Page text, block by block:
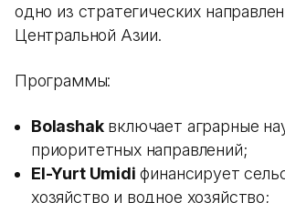
одно из стратегических
Центральной Азии.
Программы:
Bolashakвключает аграрные
приоритетных направлений;
El-Yurt Umidi финансирует
хозяйство и водное хозяйство;